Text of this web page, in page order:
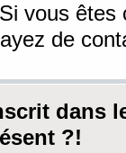
vous
de
dans
?!